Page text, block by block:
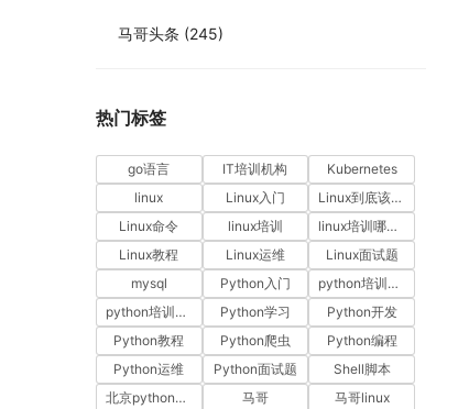
马哥头条 (245)
热门标签
go语言 IT培训机构
Kubernetes
linux
Linux入门
Linux到底该怎样学？
Linux命令
linux培训
linux培训哪家好
Linux教程
Linux运维
Linux面试题
mysql
Python入门
python培训哪家好
python培训排名
Python学习
Python开发
Python教程
Python爬虫
Python编程
Python运维
Python面试题
Shell脚本
北京python培训
马哥
马哥linux